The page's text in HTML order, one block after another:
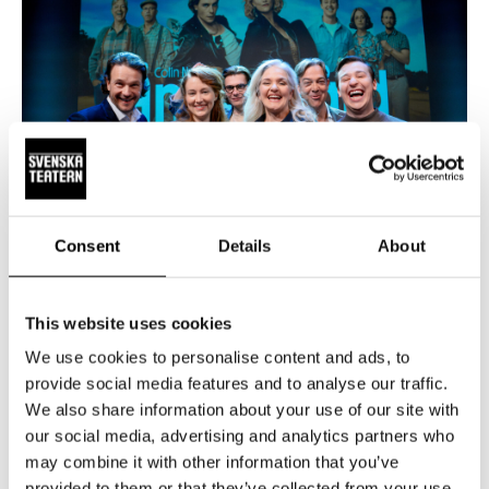
Consent Details About
This website uses cookies
We use cookies to personalise content and ads, to
provide social media features and to analyse our traffic.
We also share information about your use of our site with
our social media, advertising and analytics partners who
may combine it with other information that you’ve
Restaurant
Guided tours
Biljettrusning – 12 000 har redan
biljetter till Änglagård!
Intresset för höstens stora musikal på Svenska Teatern är
enormt. Änglagård har premiär 17 september 2026. En
vecka efter biljettsläpp har 12 300 biljetter bokats och sålts.